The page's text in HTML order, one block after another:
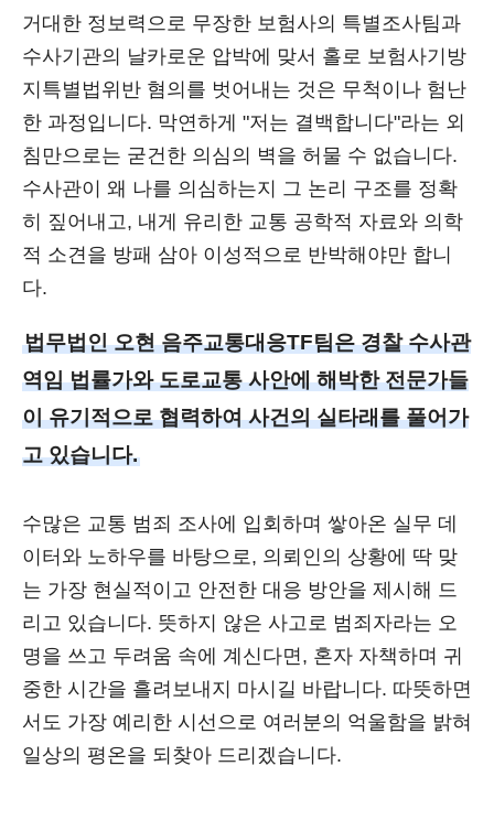
거대한 정보력으로 무장한 보험사의 특별조사팀과
수사기관의 날카로운 압박에 맞서 홀로 보험사기방
지특별법위반 혐의를 벗어내는 것은 무척이나 험난
한 과정입니다. 막연하게 "저는 결백합니다"라는 외
침만으로는 굳건한 의심의 벽을 허물 수 없습니다.
수사관이 왜 나를 의심하는지 그 논리 구조를 정확
히 짚어내고, 내게 유리한 교통 공학적 자료와 의학
적 소견을 방패 삼아 이성적으로 반박해야만 합니
다.
법무법인 오현 음주교통대응TF팀은 경찰 수사관
역임 법률가와 도로교통 사안에 해박한 전문가들
이 유기적으로 협력하여 사건의 실타래를 풀어가
고 있습니다.
수많은 교통 범죄 조사에 입회하며 쌓아온 실무 데
이터와 노하우를 바탕으로, 의뢰인의 상황에 딱 맞
는 가장 현실적이고 안전한 대응 방안을 제시해 드
리고 있습니다. 뜻하지 않은 사고로 범죄자라는 오
명을 쓰고 두려움 속에 계신다면, 혼자 자책하며 귀
중한 시간을 흘려보내지 마시길 바랍니다. 따뜻하면
서도 가장 예리한 시선으로 여러분의 억울함을 밝혀
일상의 평온을 되찾아 드리겠습니다.